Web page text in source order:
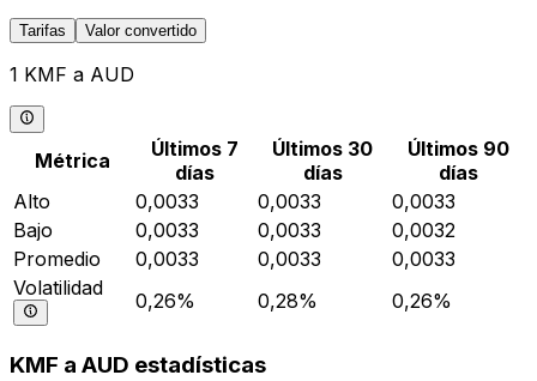
Tarifas Valor convertido
1 KMF a AUD
Métrica
Últimos 7
días
Últimos 30
días
Últimos 90
días
Alto
0,0033 0,0033
0,0033
Bajo
0,0033 0,0033
0,0032
Promedio
0,0033 0,0033
0,0033
Volatilidad
0,26% 0,28% 0,26%
KMF a AUD estadísticas